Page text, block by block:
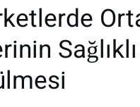
Sağlıklı